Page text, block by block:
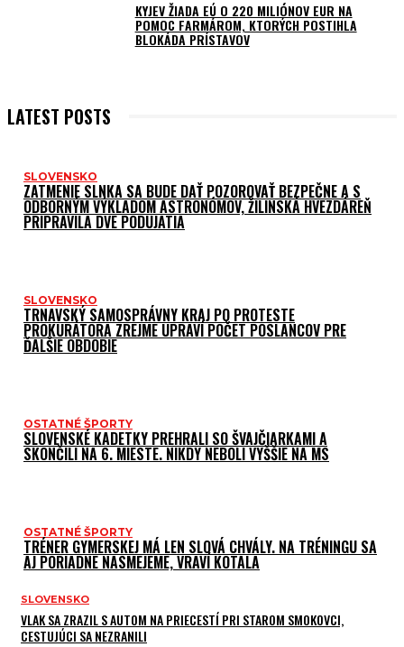
KYJEV ŽIADA EÚ O 220 MILIÓNOV EUR NA
POMOC FARMÁROM, KTORÝCH POSTIHLA
BLOKÁDA PRÍSTAVOV
LATEST POSTS
SLOVENSKO
ZATMENIE SLNKA SA BUDE DAŤ POZOROVAŤ BEZPEČNE A S
ODBORNÝM VÝKLADOM ASTRONÓMOV, ŽILINSKÁ HVEZDÁREŇ
PRIPRAVILA DVE PODUJATIA
SLOVENSKO
TRNAVSKÝ SAMOSPRÁVNY KRAJ PO PROTESTE
PROKURÁTORA ZREJME UPRAVÍ POČET POSLANCOV PRE
ĎALŠIE OBDOBIE
OSTATNÉ ŠPORTY
SLOVENSKÉ KADETKY PREHRALI SO ŠVAJČIARKAMI A
SKONČILI NA 6. MIESTE. NIKDY NEBOLI VYŠŠIE NA MS
OSTATNÉ ŠPORTY
TRÉNER GYMERSKEJ MÁ LEN SLOVÁ CHVÁLY. NA TRÉNINGU SA
AJ PORIADNE NASMEJEME, VRAVÍ KOTALA
SLOVENSKO
VLAK SA ZRAZIL S AUTOM NA PRIECESTÍ PRI STAROM SMOKOVCI,
CESTUJÚCI SA NEZRANILI